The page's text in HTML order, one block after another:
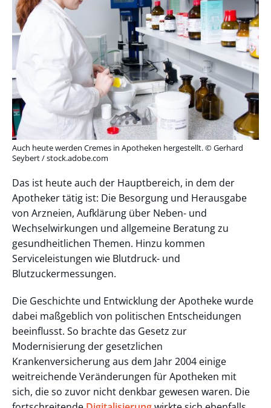
Auch heute werden Cremes in Apotheken hergestellt. © Gerhard
Seybert / stock.adobe.com
Das ist heute auch der Hauptbereich, in dem der
Apotheker tätig ist: Die Besorgung und Herausgabe
von Arzneien, Aufklärung über Neben- und
Wechselwirkungen und allgemeine Beratung zu
gesundheitlichen Themen. Hinzu kommen
Serviceleistungen wie Blutdruck- und
Blutzuckermessungen.
Die Geschichte und Entwicklung der Apotheke wurde
dabei maßgeblich von politischen Entscheidungen
beeinflusst. So brachte das Gesetz zur
Modernisierung der gesetzlichen
Krankenversicherung aus dem Jahr 2004 einige
weitreichende Veränderungen für Apotheken mit
sich, die so zuvor nicht denkbar gewesen waren. Die